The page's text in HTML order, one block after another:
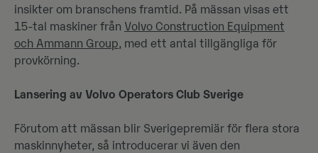
insikter om branschens framtid. På mässan visas ett
15-tal maskiner från Volvo Construction Equipment
och Ammann Group, med ett antal tillgängliga för
provkörning.
Lansering av Volvo Operators Club Sverige
Förutom att mässan blir Sverigepremiär för flera stora
maskinnyheter, så introducerar vi även den